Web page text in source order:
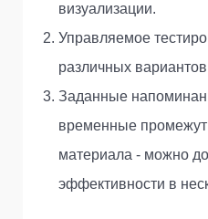
визуализации.
Управляемое
различных
Заданные
временные
материала - можно
эффективности в